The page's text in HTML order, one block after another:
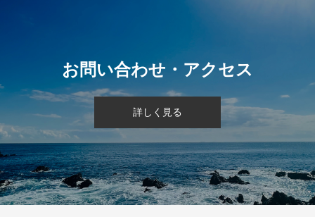
お問い合わせ・アクセス
詳しく見る